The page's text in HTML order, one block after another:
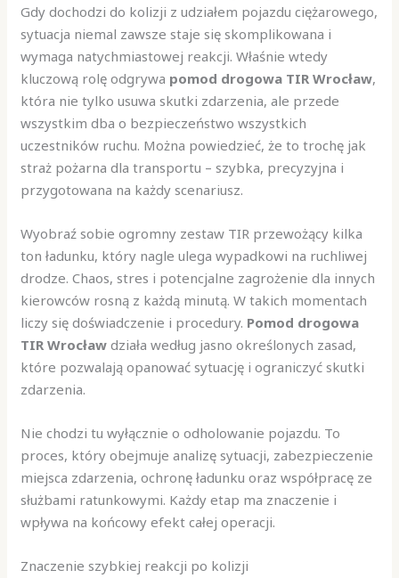
Gdy dochodzi do kolizji z udziałem pojazdu ciężarowego,
sytuacja niemal zawsze staje się skomplikowana i
wymaga natychmiastowej reakcji. Właśnie wtedy
kluczową rolę odgrywa pomod drogowa TIR Wrocław,
która nie tylko usuwa skutki zdarzenia, ale przede
wszystkim dba o bezpieczeństwo wszystkich
uczestników ruchu. Można powiedzieć, że to trochę jak
straż pożarna dla transportu – szybka, precyzyjna i
przygotowana na każdy scenariusz.
Wyobraź sobie ogromny zestaw TIR przewożący kilka
ton ładunku, który nagle ulega wypadkowi na ruchliwej
drodze. Chaos, stres i potencjalne zagrożenie dla innych
kierowców rosną z każdą minutą. W takich momentach
liczy się doświadczenie i procedury. Pomod drogowa
TIR Wrocław działa według jasno określonych zasad,
które pozwalają opanować sytuację i ograniczyć skutki
zdarzenia.
Nie chodzi tu wyłącznie o odholowanie pojazdu. To
proces, który obejmuje analizę sytuacji, zabezpieczenie
miejsca zdarzenia, ochronę ładunku oraz współpracę ze
służbami ratunkowymi. Każdy etap ma znaczenie i
wpływa na końcowy efekt całej operacji.
Znaczenie szybkiej reakcji po kolizji